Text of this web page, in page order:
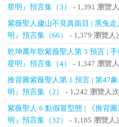
星明』預言集（3）
- 1,391 瀏覽
紫薇聖人廬山不見真面目 | 黑兔
明』預言集（66）
- 1,379 瀏覽人
乾坤萬年歌紫薇聖人第 3 預言 |
星明』預言集（4）
- 1,347 瀏覽
推背圖紫薇聖人第 1 預言 | 第47
明』預言集（2）
- 1,242 瀏覽人次
紫薇聖人 6 點假冒型態 | 《推背
明』預言集（32）
- 1,185 瀏覽人